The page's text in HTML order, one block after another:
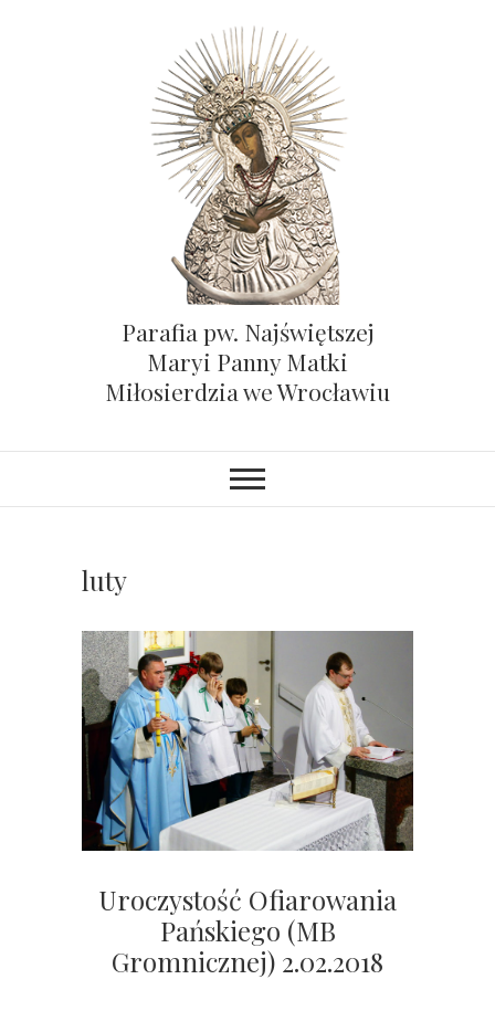
Parafia pw. Najświętszej
Maryi Panny Matki
Miłosierdzia we Wrocławiu
luty
Uroczystość Ofiarowania
Pańskiego (MB
Gromnicznej) 2.02.2018